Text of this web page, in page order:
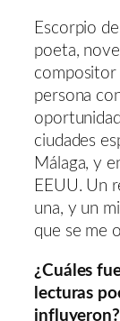
Escorpio
poeta,
compositor
persona
ciudades
Málaga, y
EEUU. Un
una, y un
que se me
¿Cuáles
lecturas
influyeron?